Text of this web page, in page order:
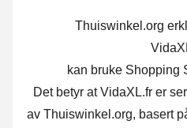
Thuiswinkel.org
kan bruke Shopping
Det betyr at VidaXL.fr er
av Thuiswinkel.org, basert